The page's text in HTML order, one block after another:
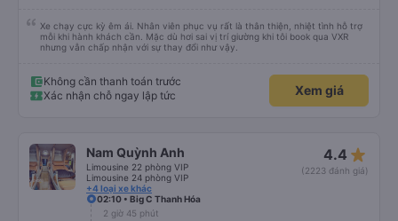
Xe chạy cực kỳ êm ái. Nhân viên phục vụ rất là thân thiện, nhiệt tình hỗ trợ
mỗi khi hành khách cần. Mặc dù hơi sai vị trí giường khi tôi book qua VXR
nhưng vẫn chấp nhận với sự thay đổi như vậy.
Không cần thanh toán trước
Xác nhận chỗ ngay lập tức
Xem giá
Nam Quỳnh Anh
Limousine 22 phòng VIP
Limousine 24 phòng VIP
+4 loại xe khác
4.4 star_rate
(2223 đánh giá)
02:10 • Big C Thanh Hóa
2 giờ 45 phút